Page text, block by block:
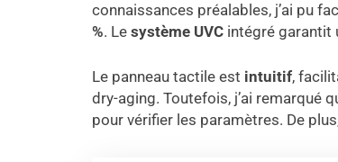
connaissances préalables, j’ai pu
%. Le système UVC intégré garantit
Le panneau tactile est intuitif,
dry-aging. Toutefois, j’ai remarqué
pour vérifier les paramètres. De